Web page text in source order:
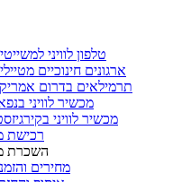
טלפון לוויני
ארגונים חינוכיים
תרמילאים בדרום
מכשיר לוויני
מכשיר לוויני
רכישת
השכרת
מחירים